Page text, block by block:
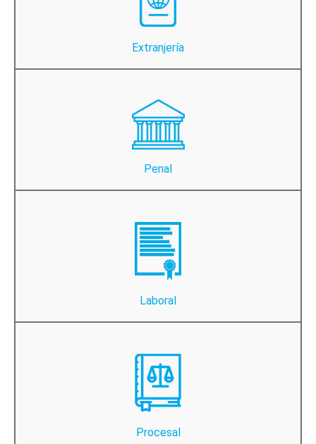
Extranjería
Penal
Laboral
Procesal